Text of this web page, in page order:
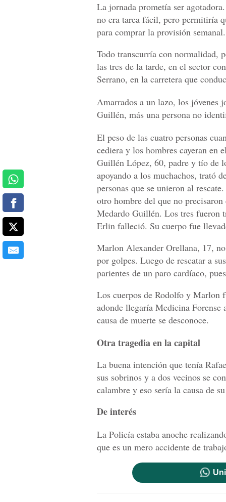
La jornada prometía ser
no era tarea fácil, pero permitiría
para comprar la provisión semanal.
Todo transcurría con normalidad,
las tres de la tarde, en el sector
Serrano, en la carretera que
Amarrados a un lazo, los
Guillén, más una persona no
El peso de las cuatro personas
cediera y los hombres cayeran
Guillén López, 60, padre y tío de
apoyando a los muchachos, trató
personas que se unieron al
otro hombre del que no
Medardo Guillén. Los tres fueron
Erlin falleció. Su cuerpo fue
Marlon Alexander Orellana, 17,
por golpes. Luego de rescatar a
parientes de un paro cardíaco,
Los cuerpos de Rodolfo y Marlon
adonde llegaría Medicina
causa de muerte se desconoce.
Otra tragedia en la capital
La buena intención que tenía
sus sobrinos y a dos vecinos se
calambre y eso sería la causa de
De interés
La Policía estaba anoche
que es un mero accidente de